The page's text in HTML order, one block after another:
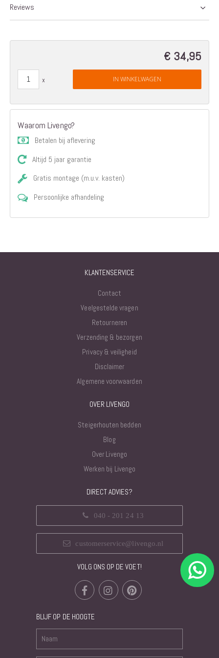
Reviews
€ 34,95
IN WINKELWAGEN
Waarom Livengo?
Betalen bij aflevering
Altijd 5 jaar garantie
Gratis montage (m.u.v. kasten)
Persoonlijke afhandeling
KLANTENSERVICE
Contact
Veelgestelde vragen
Retourneren
Verzending & bezorgen
Privacy & veiligheid
Disclaimer
Algemene voorwaarden
OVER LIVENGO
Steigerhouten bedden
Blog
Over Livengo
Werken bij Livengo
DIRECT ADVIES?
040 - 201 24 13
customerservice@livengo.nl
VOLG ONS OP DE VOET!
BLIJF OP DE HOOGTE